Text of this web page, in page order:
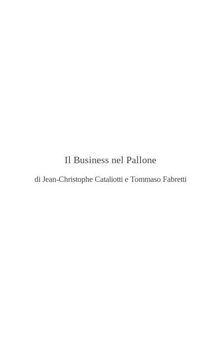
Il Business nel Pallone
di Jean-Christophe Cataliotti e Tommaso Fabretti